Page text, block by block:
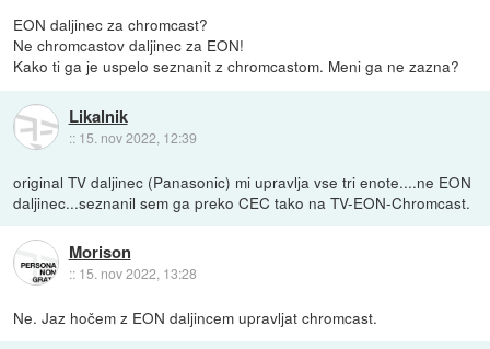
EON daljinec za chromcast?
Ne chromcastov daljinec za EON!
Kako ti ga je uspelo seznanit z chromcastom. Meni ga ne zazna?
Likalnik
:: 15. nov 2022, 12:39
original TV daljinec (Panasonic) mi upravlja vse tri enote....ne EON
daljinec...seznanil sem ga preko CEC tako na TV-EON-Chromcast.
Morison
:: 15. nov 2022, 13:28
Ne. Jaz hočem z EON daljincem upravljat chromcast.